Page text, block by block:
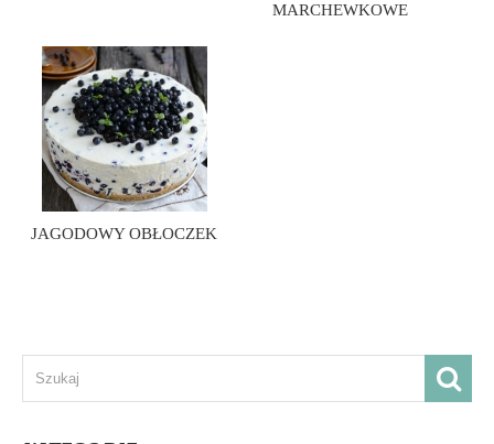
MARCHEWKOWE
JAGODOWY OBŁOCZEK